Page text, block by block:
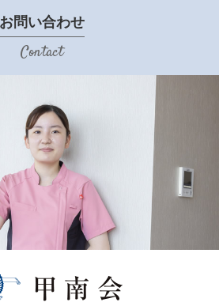
お問い合わせ
Contact